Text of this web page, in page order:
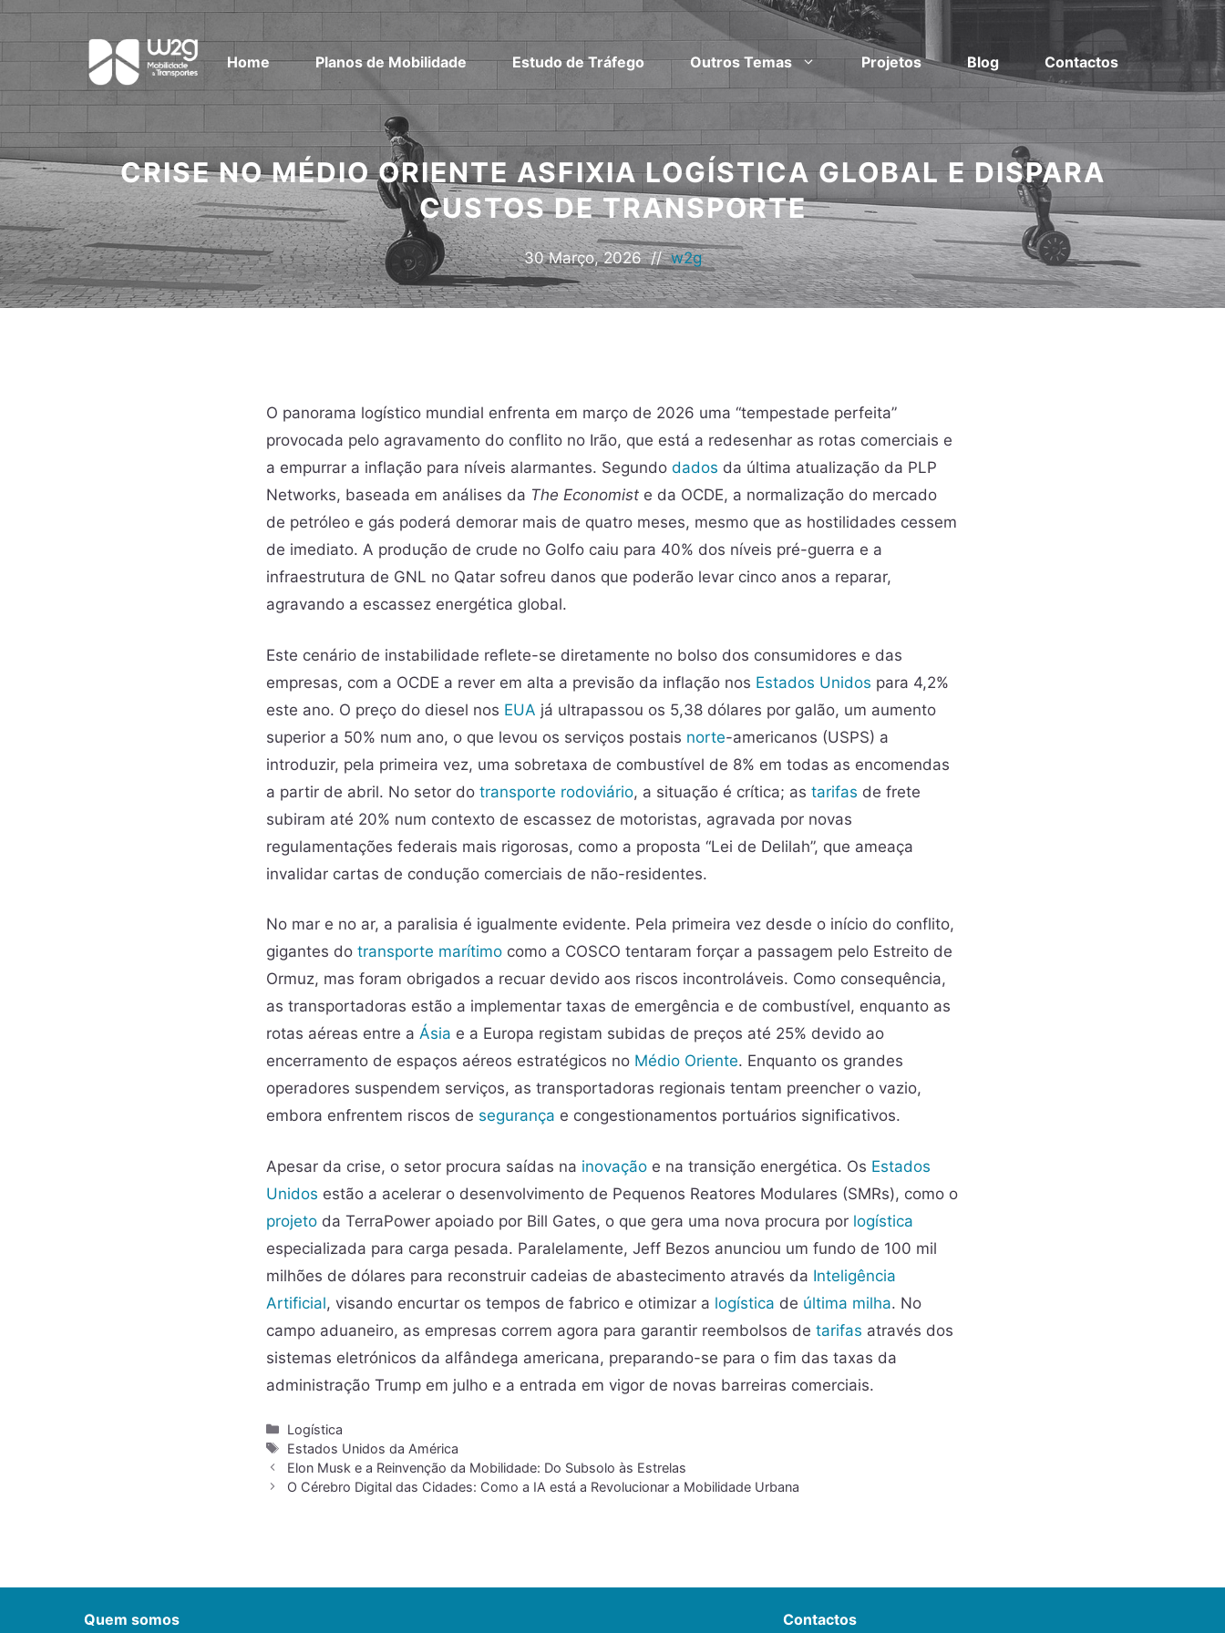
Home Planos de Mobilidade Estudo de Tráfego Outros Temas Projetos Blog Contactos
CRISE NO MÉDIO ORIENTE ASFIXIA LOGÍSTICA GLOBAL E DISPARA
CUSTOS DE TRANSPORTE
30 Março, 2026 // w2g
O panorama logístico mundial enfrenta em março de 2026 uma “tempestade perfeita”
provocada pelo agravamento do conflito no Irão, que está a redesenhar as rotas comerciais e
a empurrar a inflação para níveis alarmantes. Segundo dados da última atualização da PLP
Networks, baseada em análises da The Economist e da OCDE, a normalização do mercado
de petróleo e gás poderá demorar mais de quatro meses, mesmo que as hostilidades cessem
de imediato. A produção de crude no Golfo caiu para 40% dos níveis pré-guerra e a
infraestrutura de GNL no Qatar sofreu danos que poderão levar cinco anos a reparar,
agravando a escassez energética global.
Este cenário de instabilidade reflete-se diretamente no bolso dos consumidores e das
empresas, com a OCDE a rever em alta a previsão da inflação nos Estados Unidos para 4,2%
este ano. O preço do diesel nos EUA já ultrapassou os 5,38 dólares por galão, um aumento
superior a 50% num ano, o que levou os serviços postais norte-americanos (USPS) a
introduzir, pela primeira vez, uma sobretaxa de combustível de 8% em todas as encomendas
a partir de abril. No setor do transporte rodoviário, a situação é crítica; as tarifas de frete
subiram até 20% num contexto de escassez de motoristas, agravada por novas
regulamentações federais mais rigorosas, como a proposta “Lei de Delilah”, que ameaça
invalidar cartas de condução comerciais de não-residentes.
No mar e no ar, a paralisia é igualmente evidente. Pela primeira vez desde o início do conflito,
gigantes do transporte marítimo como a COSCO tentaram forçar a passagem pelo Estreito de
Ormuz, mas foram obrigados a recuar devido aos riscos incontroláveis. Como consequência,
as transportadoras estão a implementar taxas de emergência e de combustível, enquanto as
rotas aéreas entre a Ásia e a Europa registam subidas de preços até 25% devido ao
encerramento de espaços aéreos estratégicos no Médio Oriente. Enquanto os grandes
operadores suspendem serviços, as transportadoras regionais tentam preencher o vazio,
embora enfrentem riscos de segurança e congestionamentos portuários significativos.
Apesar da crise, o setor procura saídas na inovação e na transição energética. Os Estados
Unidos estão a acelerar o desenvolvimento de Pequenos Reatores Modulares (SMRs), como o
projeto da TerraPower apoiado por Bill Gates, o que gera uma nova procura por logística
especializada para carga pesada. Paralelamente, Jeff Bezos anunciou um fundo de 100 mil
milhões de dólares para reconstruir cadeias de abastecimento através da Inteligência
Artificial, visando encurtar os tempos de fabrico e otimizar a logística de última milha. No
campo aduaneiro, as empresas correm agora para garantir reembolsos de tarifas através dos
sistemas eletrónicos da alfândega americana, preparando-se para o fim das taxas da
administração Trump em julho e a entrada em vigor de novas barreiras comerciais.
Logística
Estados Unidos da América
Elon Musk e a Reinvenção da Mobilidade: Do Subsolo às Estrelas
O Cérebro Digital das Cidades: Como a IA está a Revolucionar a Mobilidade Urbana
Quem somos Contactos